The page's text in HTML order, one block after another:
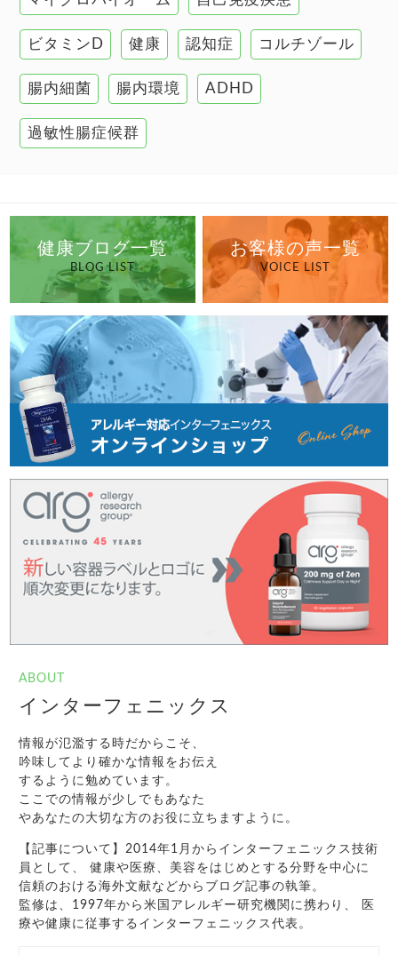
腸の健康
自己免疫疾患
高血圧
ビタミンD 健康 認知症 コルチゾール
腸内細菌 腸内環境 ADHD
過敏性腸症候群
健康ブログ一覧
BLOG LIST
お客様の声一覧
VOICE LIST
ABOUT
インターフェニックス
情報が氾濫する時だからこそ、
吟味してより確かな情報をお伝え
するように勉めています。
ここでの情報が少しでもあなた
やあなたの大切な方のお役に立ちますように。
【記事について】2014年1月からインターフェニックス技術
員として、 健康や医療、美容をはじめとする分野を中心に
信頼のおける海外文献などからブログ記事の執筆。
監修は、1997年から米国アレルギー研究機関に携わり、 医
療や健康に従事するインターフェニックス代表。